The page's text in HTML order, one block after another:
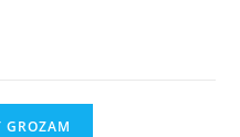
GROZAM